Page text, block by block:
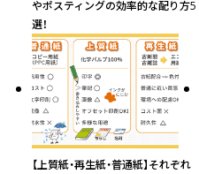
480
(￥7,600 税込)
￥5,200(税抜)
(￥5,720 税込)
490
(￥7,750 税込)
￥5,309(税抜)
(￥5,840 税込)
やポスティングの効率的な配り方5
選！
【上質紙・再生紙・普通紙】それぞれ